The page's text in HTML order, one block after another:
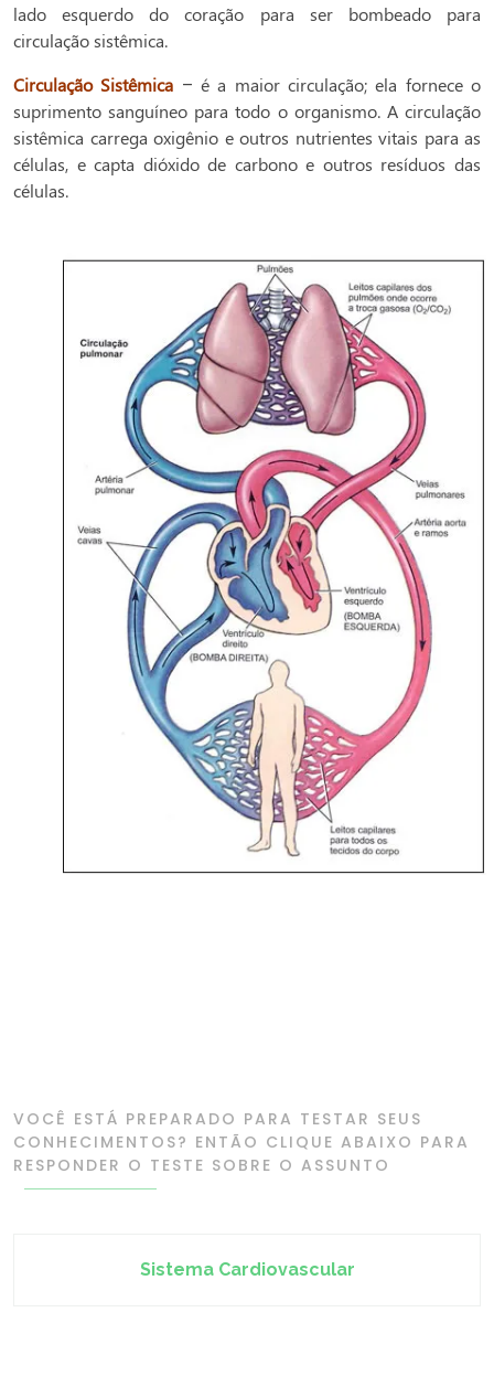
lado esquerdo do coração para ser bombeado para
circulação sistêmica.
Circulação Sistêmica – é a maior circulação; ela fornece o
suprimento sanguíneo para todo o organismo. A circulação
sistêmica carrega oxigênio e outros nutrientes vitais para as
células, e capta dióxido de carbono e outros resíduos das
células.
VOCÊ ESTÁ PREPARADO PARA TESTAR SEUS
CONHECIMENTOS? ENTÃO CLIQUE ABAIXO PARA
RESPONDER O TESTE SOBRE O ASSUNTO
Sistema Cardiovascular